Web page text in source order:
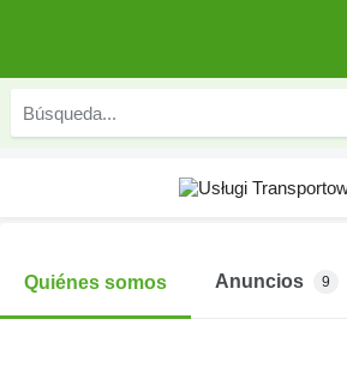
Quiénes somos Anuncios 9